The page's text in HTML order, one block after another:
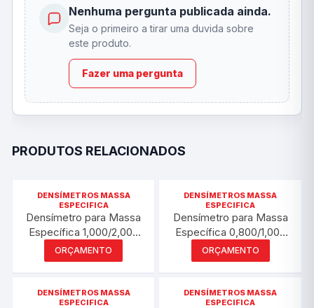
Nenhuma pergunta publicada ainda.
Seja o primeiro a tirar uma duvida sobre
este produto.
Fazer uma pergunta
PRODUTOS RELACIONADOS
DENSÍMETROS MASSA
ESPECIFICA
Densímetro para Massa
Específica 1,000/2,000
g/mL | PYROMED®
PY5600
ORÇAMENTO
DENSÍMETROS MASSA
ESPECIFICA
Densímetro para Massa
Específica 0,800/1,000
g/mL | PYROMED®
PY5592
ORÇAMENTO
DENSÍMETROS MASSA
ESPECIFICA
DENSÍMETROS MASSA
ESPECIFICA